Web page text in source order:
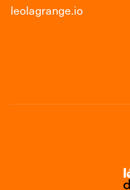
leolagrange.io